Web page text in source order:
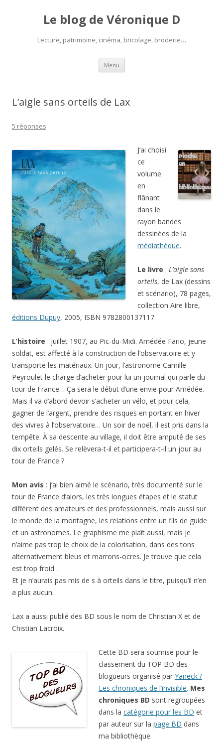
Le blog de Véronique D
Lecture, patrimoine, cinéma, bricolage, broderie…
Menu Aller
contenu
L’aigle sans orteils de Lax
5 réponses
J’ai choisi
ce
volume
en
flânant
dans le
rayon bandes
dessinées de la
médiathèque.
Le livre : L’aigle sans
orteils, de Lax (dessins
et scénario), 78 pages,
collection Aire libre,
éditions Dupuy, 2005, ISBN 9782800137117.
L’histoire : juillet 1907, au Pic-du-Midi. Amédée Fario, jeune
soldat, est affecté à la construction de l’observatoire et y
transporte les matériaux. Un jour, l’astronome Camille
Peyroulet le charge d’acheter pour lui un journal qui parle du
tour de France… Ça sera le début d’une envie pour Amédée.
Mais il va d’abord devoir s’acheter un vélo, et pour cela,
gagner de l’argent, prendre des risques en portant en hiver
des vivres à l’observatoire… Un soir de noël, il est pris dans la
tempête. À sa descente au village, il doit être amputé de ses
dix orteils gelés. Se relèvera-t-il et participera-t-il un jour au
tour de France ?
Mon avis : j’ai bien aimé le scénario, très documenté sur le
tour de France d’alors, les très longues étapes et le statut
différent des amateurs et des professionnels, mais aussi sur
le monde de la montagne, les relations entre un fils de guide
et un astronomes. Le graphisme me plaît aussi, mais je
n’aime pas trop le choix de la colorisation, dans des tons
alternativement bleus et marrons-ocres. Je trouve que cela
est trop froid…
Et je n’aurais pas mis de s à orteils dans le titre, puisqu’il n’en
a plus aucun…
Lax a aussi publié des BD sous le nom de Christian X et de
Chistian Lacroix.
Cette BD sera soumise pour le
classement du TOP BD des
blogueurs organisé par Yaneck /
Les chroniques de l’invisible. Mes
chroniques BD sont regroupées
dans la catégorie pour les BD et
par auteur sur la page BD dans
ma bibliothèque.